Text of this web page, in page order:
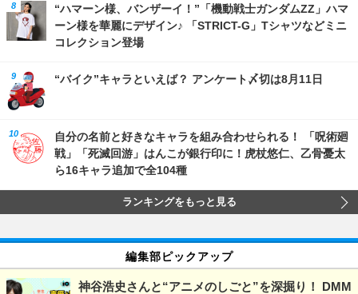
“ハマーン様、バンザーイ！”「機動戦士ガンダムZZ」ハマ
ーン様を華麗にデザイン♪ 「STRICT-G」Tシャツなどミニ
コレクション登場
“バイク”キャラといえば？ アンケート〆切は8月11日
自分の名前と好きなキャラを組み合わせられる！ 「呪術廻
戦」「死滅回游」はんこが銀行印に！虎杖悠仁、乙骨憂太
ら16キャラ追加で全104種
ランキングをもっと見る
編集部ピックアップ
神谷浩史さんと“アニメのしごと”を深掘り！ DMM